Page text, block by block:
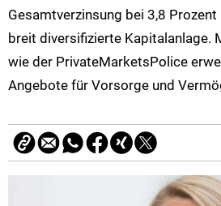
Gesamtverzinsung bei 3,8
breit diversifizierte Kapitalanlage.
wie der PrivateMarketsPolice
Angebote für Vorsorge und